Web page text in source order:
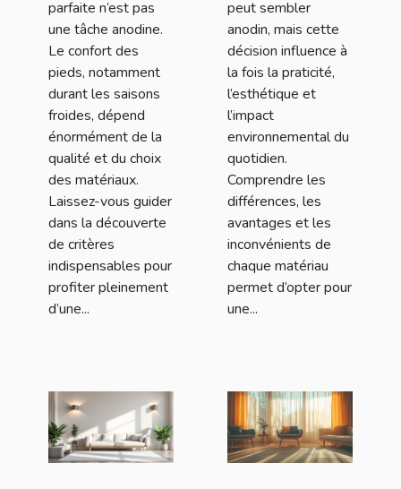
parfaite n’est pas
une tâche anodine.
Le confort des
pieds, notamment
durant les saisons
froides, dépend
énormément de la
qualité et du choix
des matériaux.
Laissez-vous guider
dans la découverte
de critères
indispensables pour
profiter pleinement
d’une...
peut sembler
anodin, mais cette
décision influence à
la fois la praticité,
l’esthétique et
l’impact
environnemental du
quotidien.
Comprendre les
différences, les
avantages et les
inconvénients de
chaque matériau
permet d’opter pour
une...